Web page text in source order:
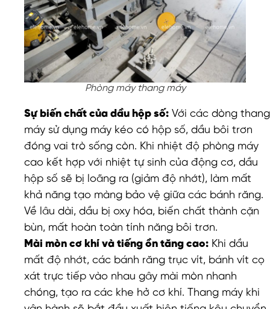
Phòng máy thang máy
Sự biến chất của dầu hộp số: Với các dòng thang
máy sử dụng máy kéo có hộp số, dầu bôi trơn
đóng vai trò sống còn. Khi nhiệt độ phòng máy
cao kết hợp với nhiệt tự sinh của động cơ, dầu
hộp số sẽ bị loãng ra (giảm độ nhớt), làm mất
khả năng tạo màng bảo vệ giữa các bánh răng.
Về lâu dài, dầu bị oxy hóa, biến chất thành cặn
bùn, mất hoàn toàn tính năng bôi trơn.
Mài mòn cơ khí và tiếng ồn tăng cao: Khi dầu
mất độ nhớt, các bánh răng trục vít, bánh vít cọ
xát trực tiếp vào nhau gây mài mòn nhanh
chóng, tạo ra các khe hở cơ khí. Thang máy khi